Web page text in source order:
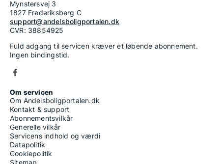
Mynstersvej 3
1827 Frederiksberg C
support@andelsboligportalen.dk
CVR: 38854925
Fuld adgang til servicen kræver et løbende abonnement.
Ingen bindingstid.
Om servicen
Om Andelsboligportalen.dk
Kontakt & support
Abonnementsvilkår
Generelle vilkår
Servicens indhold og værdi
Datapolitik
Cookiepolitik
Sitemap